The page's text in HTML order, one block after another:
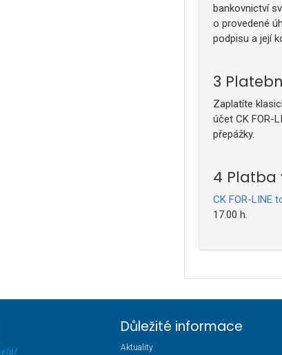
bankovnictví
o provedené
podpisu a její
Zaplatíte
účet CK FOR-
přepážky.
Platba
CK FOR-LINE
17.00 h.
Důležité informace
Aktuality